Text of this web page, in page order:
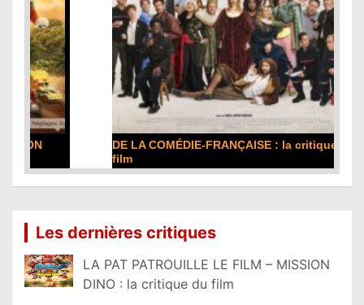
DE LA COMÉDIE-FRANÇAISE : la critique du
Les dernières critiques
LA PAT PATROUILLE LE FILM – MISSION
DINO : la critique du film